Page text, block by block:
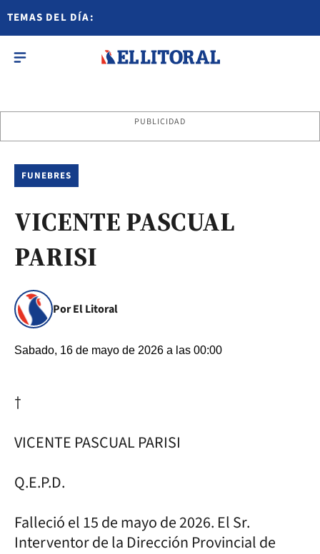
TEMAS DEL DÍA:
PUBLICIDAD
FUNEBRES
VICENTE PASCUAL
PARISI
Por El Litoral
Sabado, 16 de mayo de 2026 a las 00:00
†
VICENTE PASCUAL PARISI
Q.E.P.D.
Falleció el 15 de mayo de 2026. El Sr.
Interventor de la Dirección Provincial de